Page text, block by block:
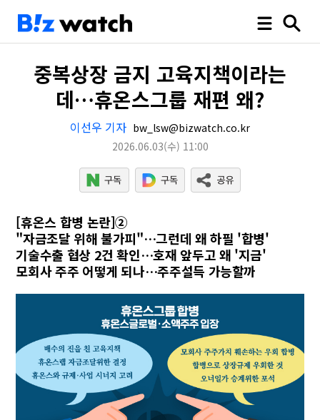
중복상장 금지 고육지책이라는
데…휴온스그룹 재편 왜?
이선우 기자 bw_lsw@bizwatch.co.kr
2026.06.03(수) 11:00
[휴온스 합병 논란]②
"자금조달 위해 불가피"…그런데 왜 하필 '합병'
기술수출 협상 2건 확인…호재 앞두고 왜 '지금'
모회사 주주 어떻게 되나…주주설득 가능할까